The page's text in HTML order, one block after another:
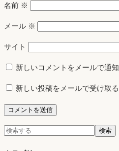
名前 ※
メール ※
サイト
新しいコメントをメールで通知
新しい投稿をメールで受け取る
検
検索